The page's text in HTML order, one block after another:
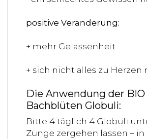
positive Veränderung:
+ mehr Gelassenheit
+ sich nicht alles zu Herzen
Die Anwendung der BIO
Bachblüten Globuli:
Bitte 4 täglich 4 Globuli
Zunge zergehen lassen + in